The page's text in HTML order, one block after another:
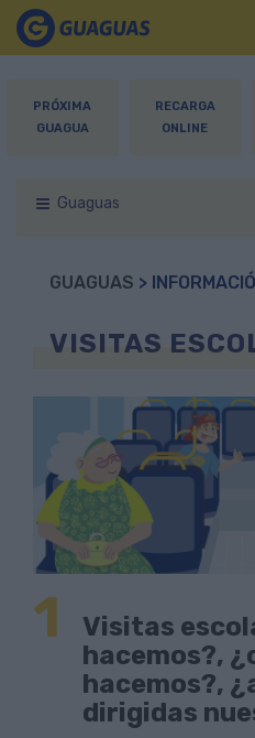
PRÓXIMA
GUAGUA
RECARGA
ONLINE
Guaguas
GUAGUAS >
VISITAS
1
Visitas
hacemos?,
hacemos?,
dirigidas